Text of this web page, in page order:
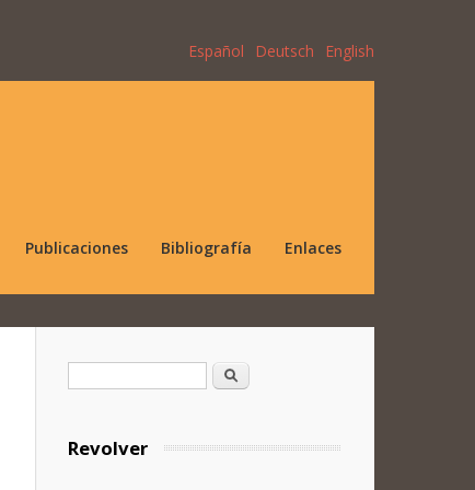
Español Deutsch English
Publicaciones Bibliografía Enlaces
Formulario de búsqueda
Buscar
Revolver